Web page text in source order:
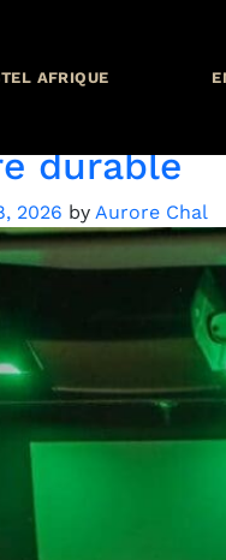
AFRIQUE
:
durable
2026 by Aurore Chal